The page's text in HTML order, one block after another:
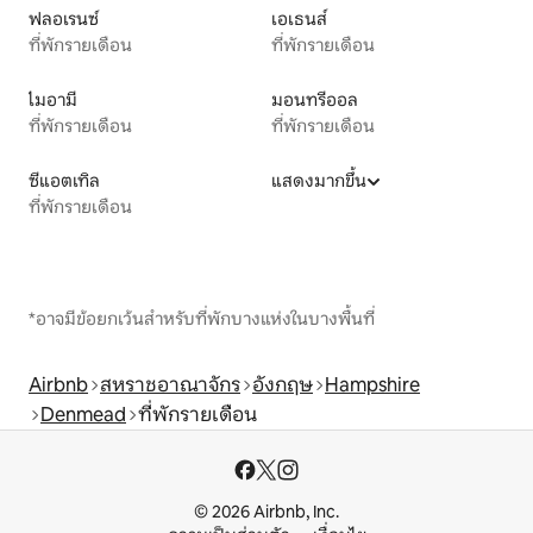
ฟลอเรนซ์
ที่พักรายเดือน
เอเธนส์
ที่พักรายเดือน
ไมอามี
ที่พักรายเดือน
มอนทรีออล
ที่พักรายเดือน
ซีแอตเทิล
ที่พักรายเดือน
แสดงมากขึ้น
*อาจมีข้อยกเว้นสำหรับที่พักบางแห่งในบางพื้นที่
Airbnb สหราชอาณาจักร อังกฤษ Hampshire
Denmead ที่พักรายเดือน
© 2026 Airbnb, Inc.